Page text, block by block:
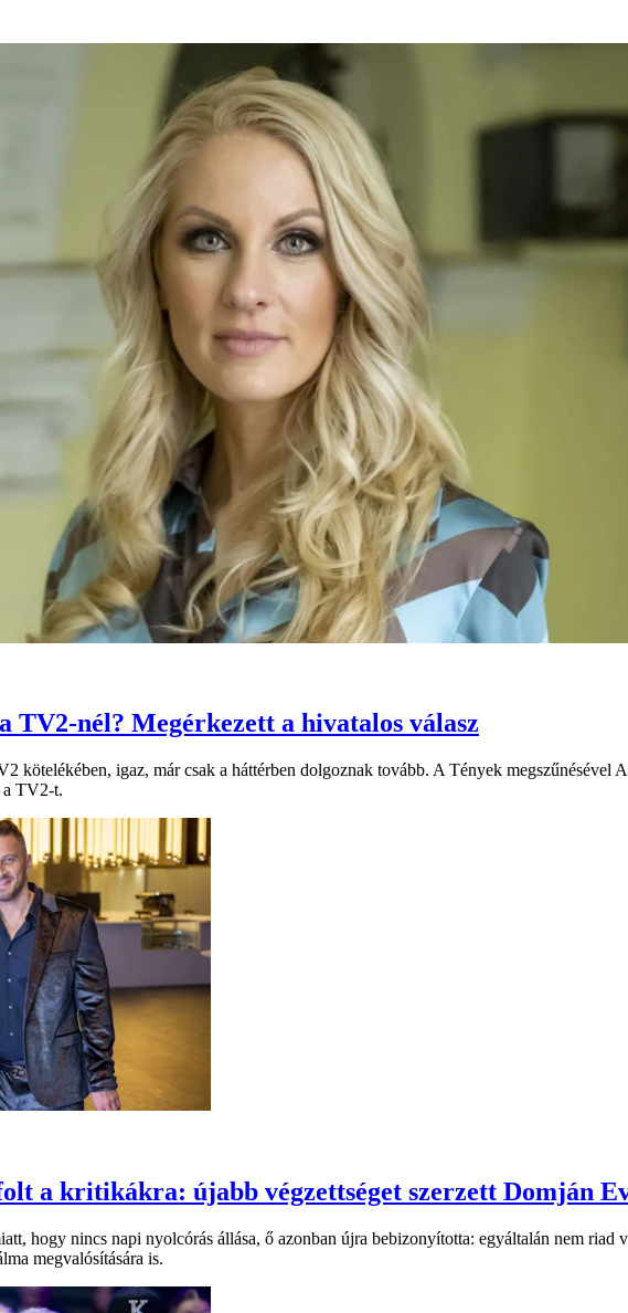
TV2-nél? Megérkezett a hivatalos válasz
kötelékében, igaz, már csak a háttérben dolgoznak tovább. A Tények
a TV2-t.
a kritikákra: újabb végzettséget szerzett Domján
hogy nincs napi nyolcórás állása, ő azonban újra bebizonyította: egyáltalán nem riad
megvalósítására is.